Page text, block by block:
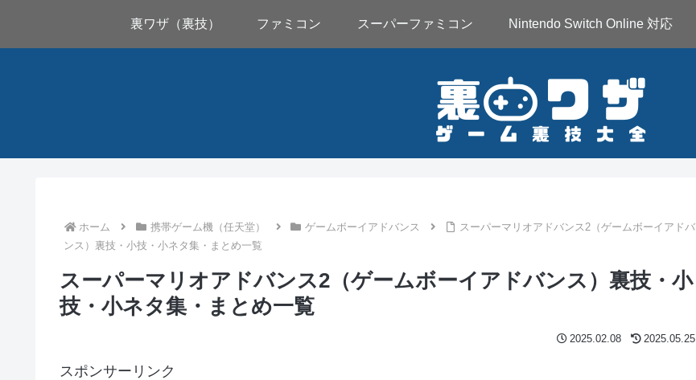
裏ワザ（裏技） ファミコン スーパーファミコン Nintendo Switch Online 対応
ホーム 携帯ゲーム機（任天堂） ゲームボーイアドバンス
スーパーマリオアドバンス2（ゲームボーイアドバ
ンス）裏技・小技・小ネタ集・まとめ一覧
スーパーマリオアドバンス2（ゲームボーイアドバンス）裏技・小
技・小ネタ集・まとめ一覧
2025.02.08 2025.05.25
スポンサーリンク